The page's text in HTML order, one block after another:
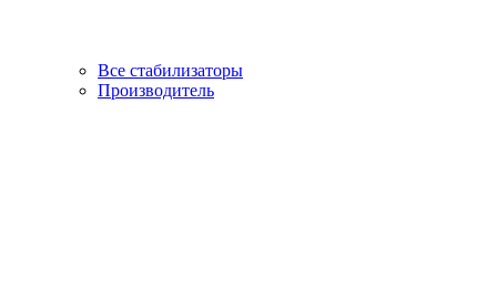
Все стабилизаторы
Производитель